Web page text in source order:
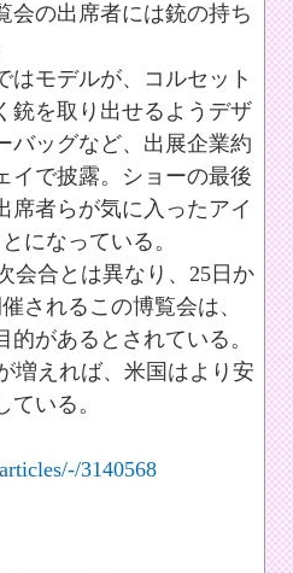
会の出席者には銃の持ち
はモデルが、コルセット
銃を取り出せるようデザ
バッグなど、出展企業約
イで披露。ショーの最後
席者らが気に入ったアイ
になっている。
会合とは異なり、25日か
されるこの博覧会は、
があるとされている。
増えれば、米国はより安
いる。
3140568